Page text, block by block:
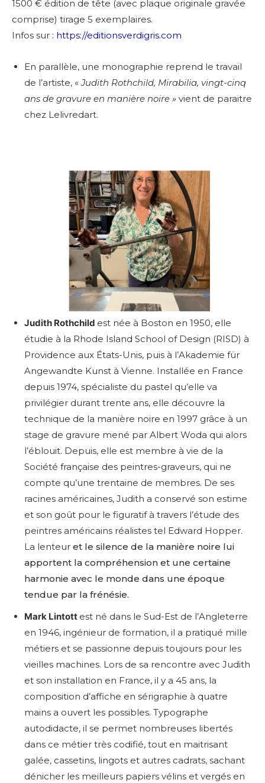
Adresse email*
Nom
Prénom
Statut / Organisation
Adresse email*
Nom
1500 € édition de tête (avec plaque originale gravée
comprise) tirage 5 exemplaires.
Infos sur : https://editionsverdigris.com
En parallèle, une monographie reprend le travail
de l’artiste, «Judith Rothchild, Mirabilia, vingt-cinq
ans de gravure en manière noire » vient de paraitre
chez Lelivredart.
Judith Rothchild est née à Boston en 1950, elle
étudie à la Rhode Island School of Design (RISD) à
Providence aux États-Unis, puis à l’Akademie für
Angewandte Kunst à Vienne. Installée en France
depuis 1974, spécialiste du pastel qu’elle va
privilégier durant trente ans, elle découvre la
technique de la manière noire en 1997 grâce à un
stage de gravure mené par Albert Woda qui alors
l’éblouit. Depuis, elle est membre à vie de la
Société française des peintres-graveurs, qui ne
compte qu’une trentaine de membres. De ses
racines américaines, Judith a conservé son estime
et son goût pour le figuratif à travers l’étude des
peintres américains réalistes tel Edward Hopper.
La lenteur et le silence de la manière noire lui
apportent la compréhension et une certaine
harmonie avec le monde dans une époque
tendue par la frénésie.
Mark Lintott est né dans le Sud-Est de l’Angleterre
en 1946, ingénieur de formation, il a pratiqué mille
métiers et se passionne depuis toujours pour les
vieilles machines. Lors de sa rencontre avec Judith
et son installation en France, il y a 45 ans, la
composition d’affiche en sérigraphie à quatre
mains a ouvert les possibles. Typographe
autodidacte, il se permet nombreuses libertés
dans ce métier très codifié, tout en maitrisant
galée, cassetins, lingots et autres cadrats, sachant
dénicher les meilleurs papiers vélins et vergés en